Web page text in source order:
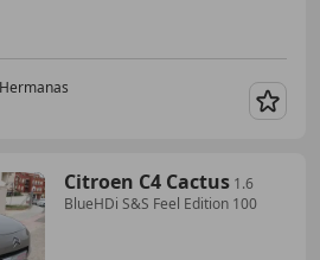
Citroen C4 Cactus 1.6
BlueHDi S&S Feel Edition 100